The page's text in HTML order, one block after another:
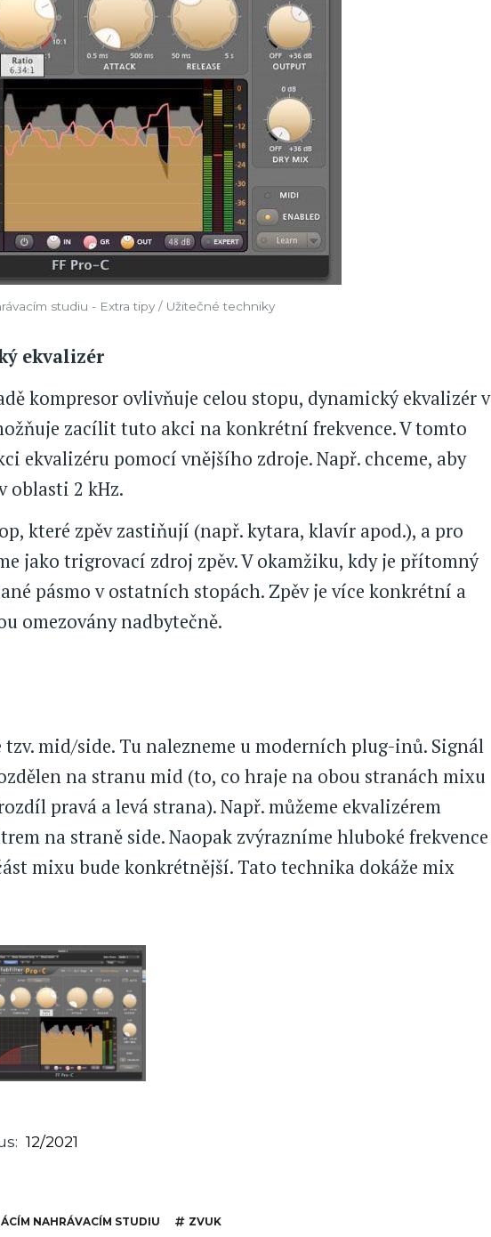
studiu - Extra tipy / Užitečné techniky
ekvalizér
kompresor ovlivňuje celou stopu, dynamický ekvalizér v
zacílit tuto akci na konkrétní frekvence. V tomto
ekvalizéru pomocí vnějšího zdroje. Např. chceme, aby
oblasti 2 kHz.
které zpěv zastiňují (např. kytara, klavír apod.), a pro
jako trigrovací zdroj zpěv. V okamžiku, kdy je přítomný
pásmo v ostatních stopách. Zpěv je více konkrétní a
omezovány nadbytečně.
mid/side. Tu nalezneme u moderních plug-inů. Signál
na stranu mid (to, co hraje na obou stranách mixu
pravá a levá strana). Např. můžeme ekvalizérem
na straně side. Naopak zvýrazníme hluboké frekvence
mixu bude konkrétnější. Tato technika dokáže mix
12/2021
NAHRÁVACÍM STUDIU ZVUK